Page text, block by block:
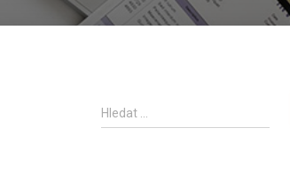
V
y
Hledat …